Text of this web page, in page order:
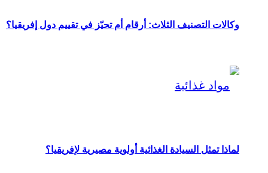
وكالات التصنيف الثلاث: أرقام أم تحيّز في تقييم دول إفريقيا؟
لماذا تمثل السيادة الغذائية أولوية مصيرية لإفريقيا؟